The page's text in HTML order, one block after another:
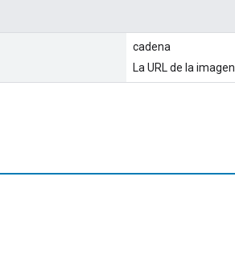
cadena
La URL de la imagen.